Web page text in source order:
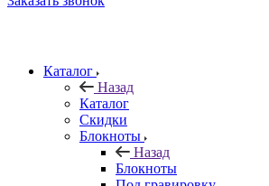
Каталог
Назад
Каталог
Скидки
Блокноты
Назад
Блокноты